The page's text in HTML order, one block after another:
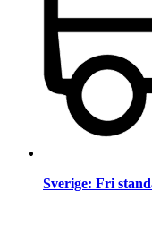
Sverige: Fri